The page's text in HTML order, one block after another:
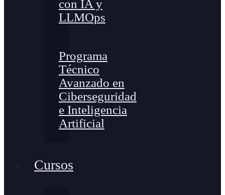
con IA y
LLMOps
Programa
Técnico
Avanzado en
Ciberseguridad
e Inteligencia
Artificial
Cursos